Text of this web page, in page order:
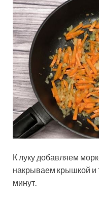
К луку добавляем
накрываем крышкой и
минут.